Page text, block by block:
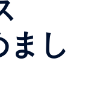
し